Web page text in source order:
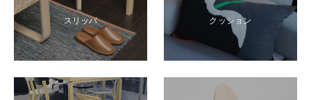
スリッパ クッション